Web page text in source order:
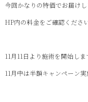
今回かなりの特価でお届けし
HP内の料金をご確認くださ
11月11日より施術を開始し
11月中は半額キャンぺーン